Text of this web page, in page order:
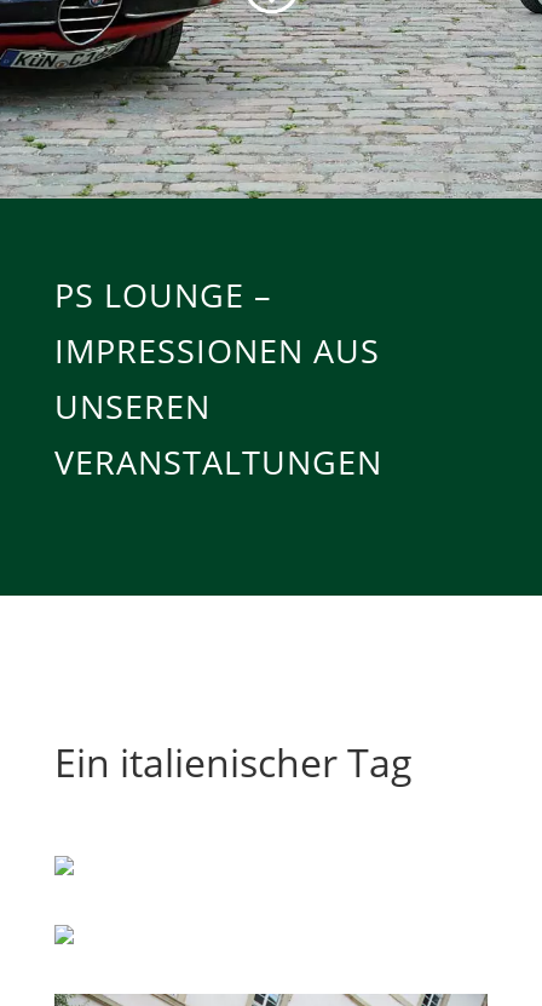
PS LOUNGE –
IMPRESSIONEN AUS
UNSEREN
VERANSTALTUNGEN
Ein italienischer Tag